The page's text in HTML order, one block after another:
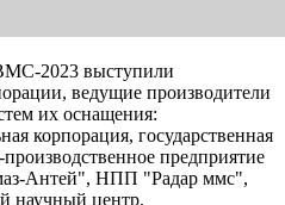
2023 выступили
ведущие производители
их оснащения:
корпорация, государственная
предприятие
Антей", НПП "Радар ммс",
научный центр,